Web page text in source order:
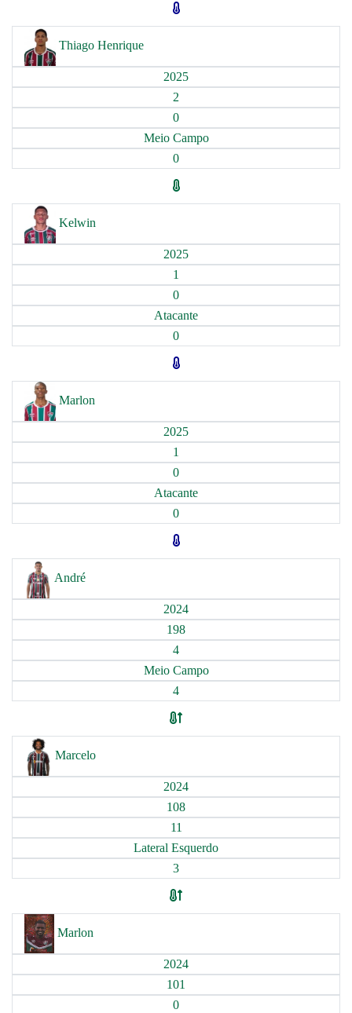
Thiago Henrique
2025
2
0
Meio Campo
0
Kelwin
2025
1
0
Atacante
0
Marlon
2025
1
0
Atacante
0
André
2024
198
4
Meio Campo
4
Marcelo
2024
108
11
Lateral Esquerdo
3
Marlon
2024
101
0